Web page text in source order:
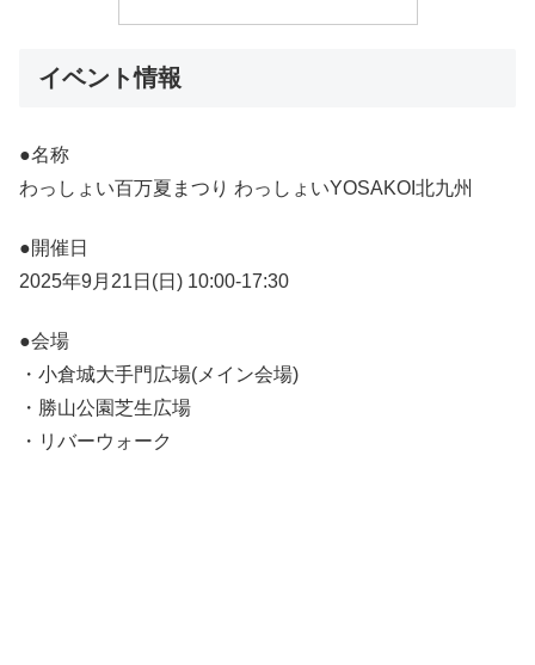
イベント情報
●名称
わっしょい百万夏まつり わっしょいYOSAKOI北九州
●開催日
2025年9月21日(日) 10:00-17:30
●会場
・小倉城大手門広場(メイン会場)
・勝山公園芝生広場
・リバーウォーク